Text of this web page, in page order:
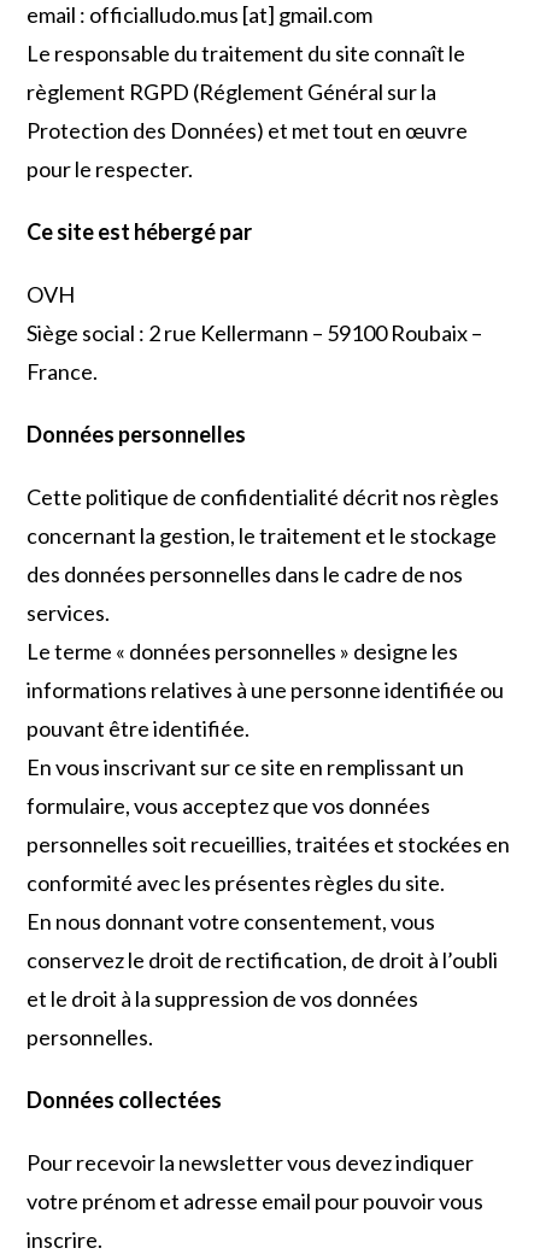
email : officialludo.mus [at] gmail.com
Le responsable du traitement du site connaît le
règlement RGPD (Réglement Général sur la
Protection des Données) et met tout en œuvre
pour le respecter.
Ce site est hébergé par
OVH
Siège social : 2 rue Kellermann – 59100 Roubaix –
France.
Données personnelles
Cette politique de confidentialité décrit nos règles
concernant la gestion, le traitement et le stockage
des données personnelles dans le cadre de nos
services.
Le terme « données personnelles » designe les
informations relatives à une personne identifiée ou
pouvant être identifiée.
En vous inscrivant sur ce site en remplissant un
formulaire, vous acceptez que vos données
personnelles soit recueillies, traitées et stockées en
conformité avec les présentes règles du site.
En nous donnant votre consentement, vous
conservez le droit de rectification, de droit à l’oubli
et le droit à la suppression de vos données
personnelles.
Données collectées
Pour recevoir la newsletter vous devez indiquer
votre prénom et adresse email pour pouvoir vous
inscrire.